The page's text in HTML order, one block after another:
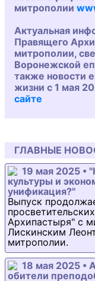
митрополии
Актуальная
Правящего
митрополии,
Воронежской
также новости
жизни с 1 мая
сайте
ГЛАВНЫЕ
19 мая 2025 •
культуры и
унификация?"
Выпуск
Архипастыря" с
Лискинским
митрополии.
18 мая 2025 •
обители